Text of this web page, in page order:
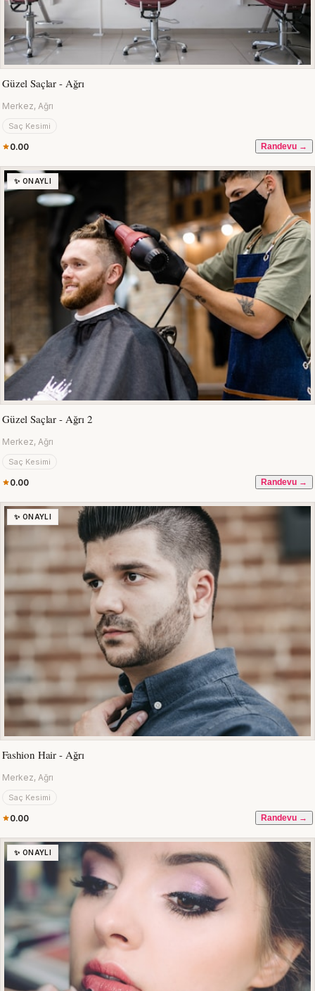
Güzel Saçlar - Ağrı
Merkez, Ağrı
Saç Kesimi
0.00 Randevu →
✨ ONAYLI
Güzel Saçlar - Ağrı 2
Merkez, Ağrı
Saç Kesimi
0.00 Randevu →
✨ ONAYLI
Fashion Hair - Ağrı
Merkez, Ağrı
Saç Kesimi
0.00 Randevu →
✨ ONAYLI